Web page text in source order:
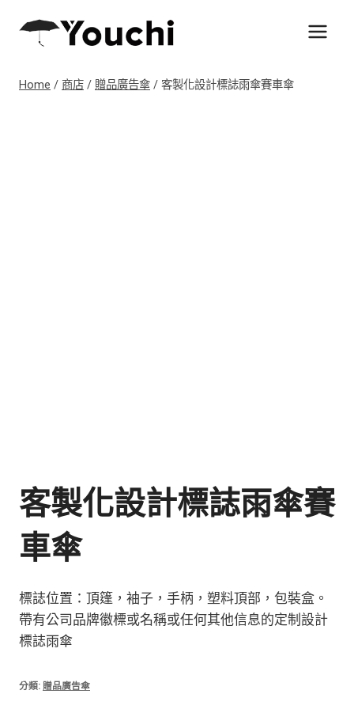
Home / 商店 / 贈品廣告傘 / 客製化設計標誌雨傘賽車傘
客製化設計標誌雨傘賽
車傘
標誌位置：頂篷，袖子，手柄，塑料頂部，包裝盒。
帶有公司品牌徽標或名稱或任何其他信息的定制設計
標誌雨傘
分類: 贈品廣告傘